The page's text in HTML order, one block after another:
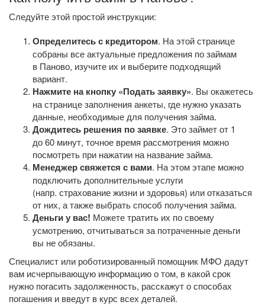
Следуйте этой простой инструкции:
Определитесь с кредитором. На этой странице
собраны все актуальные предложения по займам
в Паново, изучите их и выберите подходящий
вариант.
Нажмите на кнопку «Подать заявку». Вы окажетесь
на странице заполнения анкеты, где нужно указать
данные, необходимые для получения займа.
Дождитесь решения по заявке. Это займет от 1
до 60 минут, точное время рассмотрения можно
посмотреть при нажатии на название займа.
Менеджер свяжется с вами. На этом этапе можно
подключить дополнительные услуги
(напр. страхование жизни и здоровья) или отказаться
от них, а также выбрать способ получения займа.
Деньги у вас! Можете тратить их по своему
усмотрению, отчитываться за потраченные деньги
вы не обязаны.
Специалист или роботизированный помощник МФО дадут
вам исчерпывающую информацию о том, в какой срок
нужно погасить задолженность, расскажут о способах
погашения и введут в курс всех деталей.